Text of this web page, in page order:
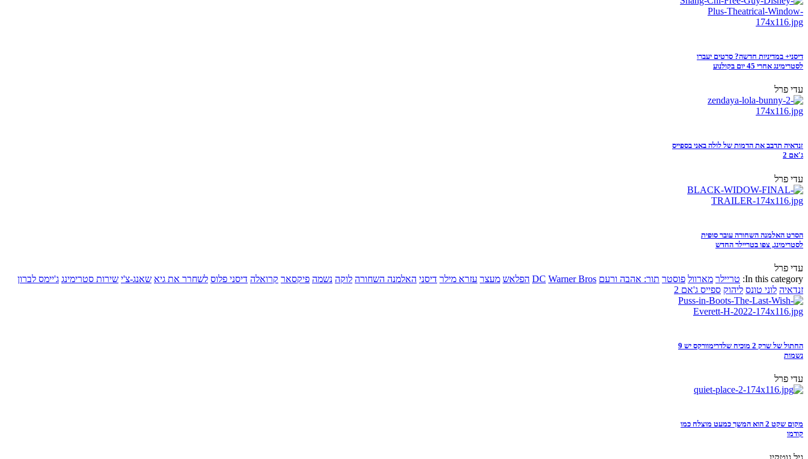
דיסני+ במדיניות חדשה? סרטים יעברו
לסטרימינג אחרי 45 יום בקולנוע
עדי פרל
זנדאיה תדבב את הדמות של לולה באני בספייס
ג'אם 2
עדי פרל
הסרט האלמנה השחורה עובר סופית
לסטרימינג, צפו בטריילר החדש
עדי פרל
In this category: טריילר מארוול פוסטר תור: אהבה ורעם DC Warner Bros הפלאש מעצר עזרא מילר דיסני האלמנה השחורה לוקה נשמה פיקסאר קרואלה דיסני פלוס לשחרר את גיא שאנג-צ'י שירות סטרימינג ג'יימס לברון
זנדאיה לוני טונס ליהוק ספייס ג'אם 2
החתול של שרק 2 מוכיח שלדרימוורקס יש 9
נשמות
עדי פרל
מקום שקט 2 הוא המשך כמעט מוצלח כמו
קודמו